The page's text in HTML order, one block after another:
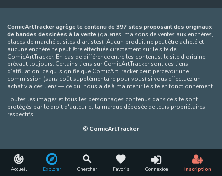
Accueil Explorer Chercher Favoris Connexion Inscription
ComicArtTracker agrège le contenu de 397 sites proposant des originaux
de bandes dessinées à la vente (galeries, maisons de ventes aux enchères,
places de marché et sites d'artistes). Aucun produit ne peut être acheté et
aucune enchère ne peut être effectuée directement sur le site de
ComicArtTracker. En cas de différence entre les contenus, le site d'origine
prévaut toujours. Certains liens sur ComicArtTracker sont des liens
d’affiliation, ce qui signifie que ComicArtTracker peut percevoir une
commission (sans coût supplémentaire pour vous) si vous effectuez un
achat via ces liens — ce qui nous aide à maintenir le site en fonctionnement.
Toutes les images et tous les personnages contenus dans ce site sont
protégés par le droit d'auteur et la marque déposée de leurs propriétaires
respectifs.
© ComicArtTracker